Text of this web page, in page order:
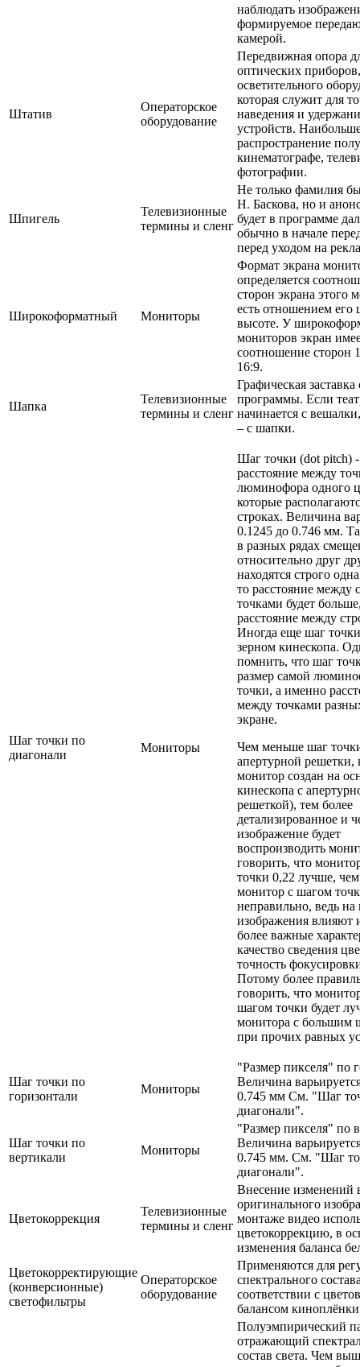
наблюдать
формируемое
камерой.
Штатив
Операторское
оборудование
Передвижная опора
оптических приборов,
осветительного
которая служит для
наведения и
устройств.
распространение
кинематографе,
фотографии.
Шпигель
Телевизионные
термины и сленг
Не только фамилия
Н. Баскова, но и
будет в программе
обычно в начале
перед уходом на
Широкоформатный Мониторы
Формат экрана
определяется
сторон экрана этого
есть отношением
высоте. У
мониторов экран
соотношение сторон
16:9.
Шапка
Телевизионные
термины и сленг
Графическая
программы. Если
начинается с
– с шапки.
Шаг точки по
диагонали
Мониторы
Шаг точки (dot pitch) -
расстояние между
люминофора одного
которые
строках. Величина
0.1245 до 0.746 мм.
в разных рядах
относительно друг
находятся строго
то расстояние между
точками будет
расстояние между
Иногда еще шаг
зерном кинескопа.
помнить, что шаг
размер самой
точки, а именно
между точками
экране.
Чем меньше шаг
апертурной решетки,
монитор создан на
кинескопа с
решеткой), тем более
детализированное и
изображение будет
воспроизводить
говорить, что
точки 0,22 лучше,
монитор с шагом
неправильно, ведь на
изображения влияют
более важные
качество сведения
точность
Потому более
говорить, что
шагом точки будет
монитора с большим
при прочих равных
Шаг точки по
горизонтали
Мониторы
"Размер пикселя" по
Величина
0.745 мм См. "Шаг
диагонали".
Шаг точки по
вертикали
Мониторы
"Размер пикселя" по
Величина
0.745 мм. См. "Шаг
диагонали".
Цветокоррекция
Телевизионные
термины и сленг
Внесение изменений
оригинального
монтаже видео
цветокоррекцию, в
изменения баланса
Цветокорректирующие
(конверсионные)
светофильтры
Операторское
оборудование
Применяются для
спектрального
соответствии с
балансом
Полуэмпирический
отражающий
состав света. Чем